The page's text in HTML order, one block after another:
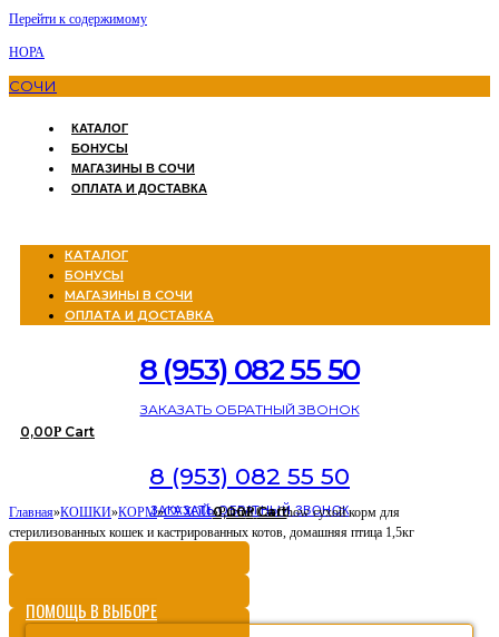
Перейти к содержимому
НОРА
СОЧИ
КАТАЛОГ
БОНУСЫ
МАГАЗИНЫ В СОЧИ
ОПЛАТА И ДОСТАВКА
КАТАЛОГ
БОНУСЫ
МАГАЗИНЫ В СОЧИ
ОПЛАТА И ДОСТАВКА
8 (953) 082 55 50
ЗАКАЗАТЬ ОБРАТНЫЙ ЗВОНОК
0,00Р Cart
8 (953) 082 55 50
ЗАКАЗАТЬ ОБРАТНЫЙ ЗВОНОК
0,00Р Cart
Главная»КОШКИ»КОРМ»СУХОЙ»Purina Cat Chow сухой корм для
стерилизованных кошек и кастрированных котов, домашняя птица 1,5кг
ПОМОЩЬ В ВЫБОРЕ